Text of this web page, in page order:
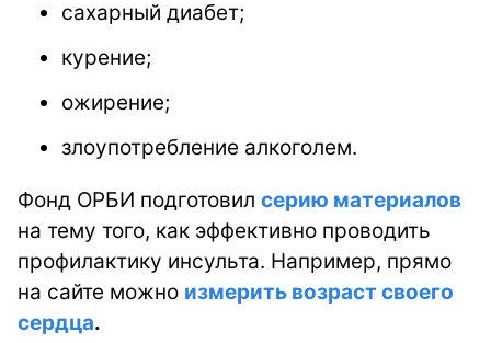
сахарный диабет;
курение;
ожирение;
злоупотребление алкоголем.
Фонд ОРБИ подготовил серию материалов
на тему того, как эффективно проводить
профилактику инсульта. Например, прямо
на сайте можно измерить возраст своего
сердца.